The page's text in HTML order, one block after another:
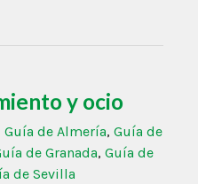
y ocio
Guía de Almería, Guía de
de Granada, Guía de
de Sevilla